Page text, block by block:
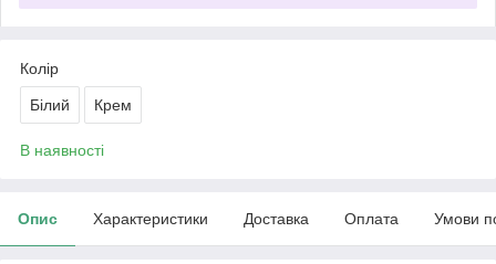
Колір
Білий Крем
В наявності
Опис Характеристики Доставка Оплата Умови